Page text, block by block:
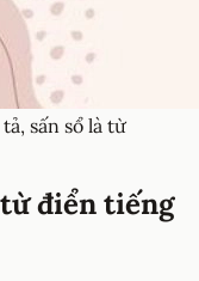
sấn sổ là từ
điển tiếng